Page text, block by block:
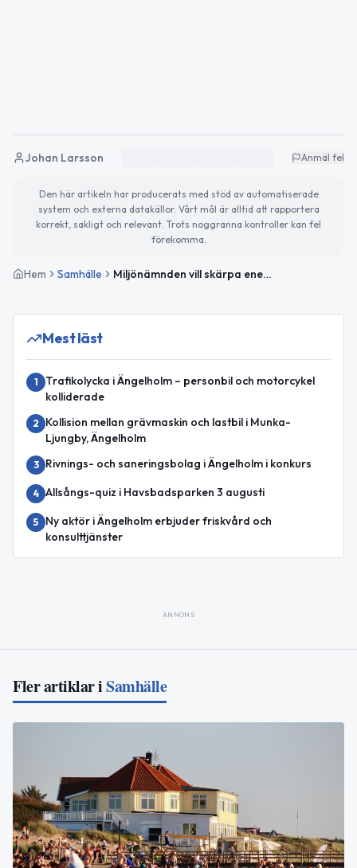
Johan Larsson Anmäl fel
Den här artikeln har producerats med stöd av automatiserade
system och externa datakällor. Vårt mål är alltid att rapportera
korrekt, sakligt och relevant. Trots noggranna kontroller kan fel
förekomma.
Hem Samhälle Miljönämnden vill skärpa energi- och klimatplanen
Mest läst
1
Trafikolycka i Ängelholm – personbil och motorcykel
kolliderade
2
Kollision mellan grävmaskin och lastbil i Munka-
Ljungby, Ängelholm
3 Rivnings- och saneringsbolag i Ängelholm i konkurs
4 Allsångs-quiz i Havsbadsparken 3 augusti
5
Ny aktör i Ängelholm erbjuder friskvård och
konsulttjänster
ANNONS
Fler artiklar iSamhälle